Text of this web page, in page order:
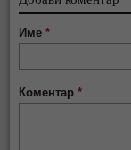
Име*
Коментар*